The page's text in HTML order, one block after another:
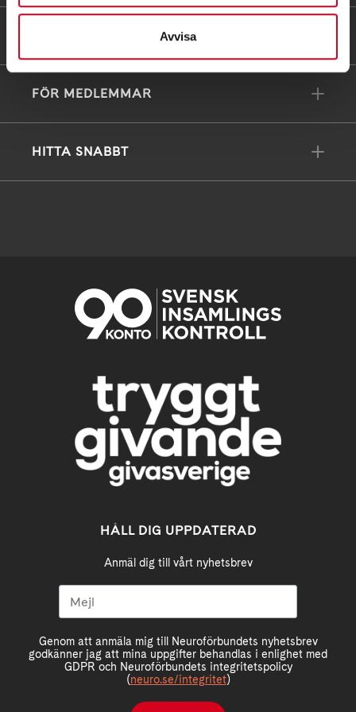
Avvisa
FÖR MEDLEMMAR
HITTA SNABBT
HÅLL DIG UPPDATERAD
Anmäl dig till vårt nyhetsbrev
Genom att anmäla mig till Neuroförbundets nyhetsbrev
godkänner jag att mina uppgifter behandlas i enlighet med
GDPR och Neuroförbundets integritetspolicy
(neuro.se/integritet)